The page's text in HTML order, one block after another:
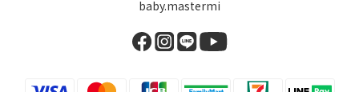
baby.mastermi